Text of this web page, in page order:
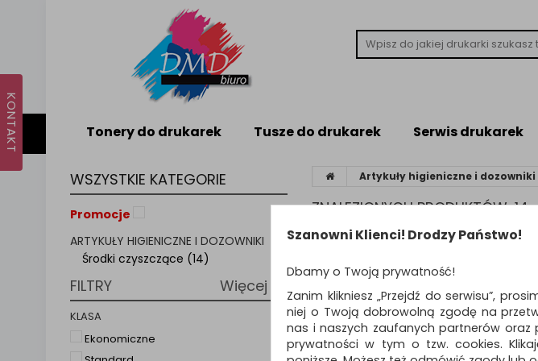
Tonery do drukarek Tusze do drukarek Serwis drukarek
WSZYSTKIE KATEGORIE
Promocje
ARTYKUŁY HIGIENICZNE I DOZOWNIKI
Środki czyszczące (14)
FILTRY Więcej
KLASA
Ekonomiczne
Artykuły higieniczne i dozowniki
ZNALEZIONYCH PRODUKTÓW: 14
Szanowni Klienci! Drodzy Państwo!
Dbamy o Twoją prywatność!
Zanim klikniesz „Przejdź do serwisu”,
niej o Twoją dobrowolną zgodę na
nas i naszych zaufanych partnerów oraz
prywatności w tym o tzw. cookies.